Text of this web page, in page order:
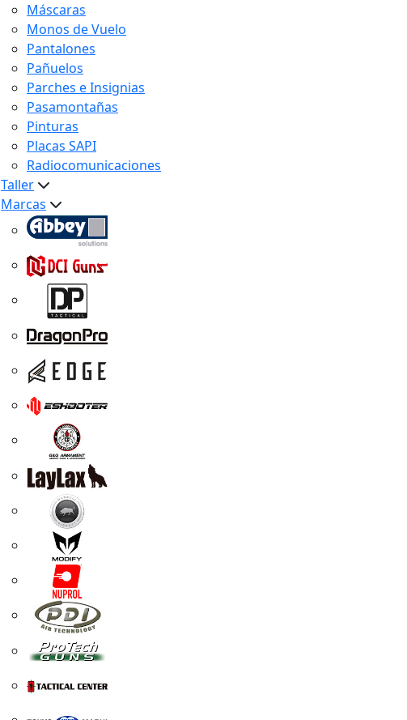
Máscaras
Monos de Vuelo
Pantalones
Pañuelos
Parches e Insignias
Pasamontañas
Pinturas
Placas SAPI
Radiocomunicaciones
Taller
Marcas